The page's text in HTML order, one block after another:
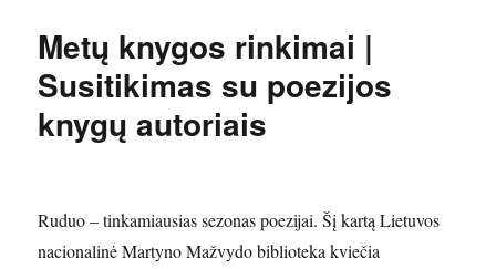
Metų knygos rinkimai |
Susitikimas su poezijos
knygų autoriais
Ruduo – tinkamiausias sezonas poezijai. Šį kartą Lietuvos
nacionalinė Martyno Mažvydo biblioteka kviečia